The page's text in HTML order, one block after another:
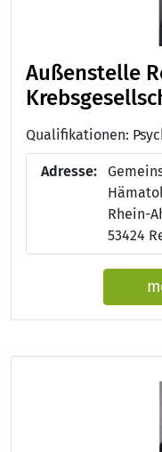
Außenstelle
Qualifikationen:
Adresse:
Rhein-
53424